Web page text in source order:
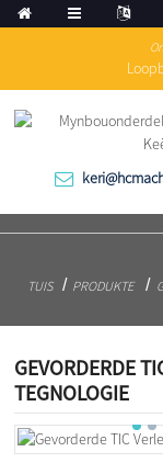
TUIS PRODUKTE
GEVORDERDE
TEGNOLOGIE